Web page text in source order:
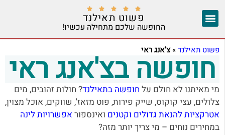





פשוט תאילנד
החופשה שלכם מתחילה עכשיו!
פשוט תאילנד»צ'אנג ראי
חופשה בצ'אנג ראי
מי מאיתנו לא חולם על חופשה בתאילנד? חולות זהובים, מים
צלולים, עצי קוקוס, שייק פירות, פוט מזאז', שווקים, אוכל מצוין,
אטרקציות להנאת גדולים וקטנים ואינספור אפשרויות לינה
במחירים נוחים – מי צריך יותר מזה?